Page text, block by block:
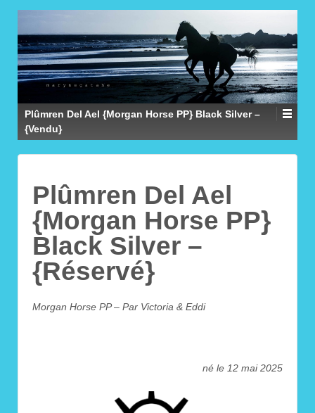
Plûmren Del Ael {Morgan Horse PP} Black Silver –
{Vendu}
Plûmren Del Ael
{Morgan Horse PP}
Black Silver –
{Réservé}
Morgan Horse PP – Par Victoria & Eddi
né le 12 mai 2025